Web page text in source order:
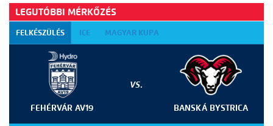
LEGUTÓBBI MÉRKŐZÉS
FELKÉSZÜLÉS ICE MAGYAR KUPA
FEHÉRVÁR AV19
VS.
BANSKÁ BYSTRICA